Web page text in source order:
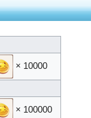
× 10000
× 100000